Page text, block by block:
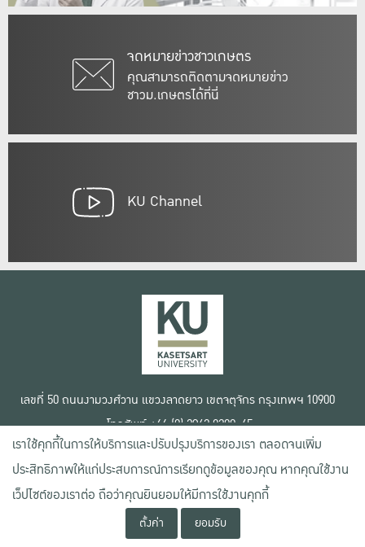
จดหมายข่าวชาวเกษตร
คุณสามารถติดตามจดหมายข่าว
ชาวม.เกษตรได้ที่นี่
KU Channel
เลขที่ 50 ถนนงามวงศ์วาน แขวงลาดยาว เขตจตุจักร กรุงเทพฯ 10900
โทรศัพท์ +66 (0) 2942 8200-45
สงวนลิขสิทธิ์ © 2020 มหาวิทยาลัยเกษตรศาสตร์
เงื่อนไขการใช้งานเว็บไซต์
ข้อตกลงด้านสิทธิ์ใช้งาน
นโยบายความเป็นส่วนตัว
เราใช้คุกกี้ในการให้บริการและปรับปรุงบริการของเรา ตลอดจนเพิ่ม
ประสิทธิภาพให้แก่ประสบการณ์การเรียกดูข้อมูลของคุณ หากคุณใช้งาน
เว็ปไซต์ของเราต่อ ถือว่าคุณยินยอมให้มีการใช้งานคุกกี้
ตั้งค่า ยอมรับ